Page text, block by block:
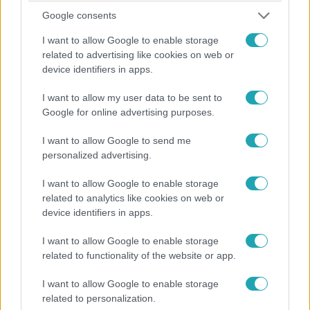
Google consents
I want to allow Google to enable storage
related to advertising like cookies on web or
device identifiers in apps.
I want to allow my user data to be sent to
Google for online advertising purposes.
I want to allow Google to send me
personalized advertising.
I want to allow Google to enable storage
related to analytics like cookies on web or
device identifiers in apps.
I want to allow Google to enable storage
related to functionality of the website or app.
I want to allow Google to enable storage
related to personalization.
arra köteleztek, hogy bontsa vissza a szabálytalan és
telepítsen rá növényeket, és építsen vízelvezető árkokat.
2023. szeptember 13. 18:29
A perui bányából előkerült háromujjú múmiákra
egyelőre nincs racionális magyarázat